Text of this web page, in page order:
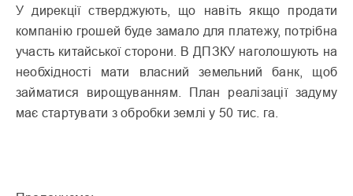
У дирекції стверджують, що навіть якщо продати
компанію грошей буде замало для платежу, потрібна
участь китайської сторони. В ДПЗКУ наголошують на
необхідності мати власний земельний банк, щоб
займатися вирощуванням. План реалізації задуму
має стартувати з обробки землі у 50 тис. га.